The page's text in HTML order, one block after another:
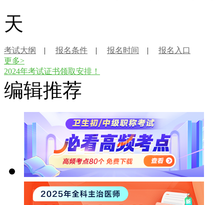
天
考试大纲 | 报名条件 | 报名时间 | 报名入口
更多>
2024年考试证书领取安排！
编辑推荐